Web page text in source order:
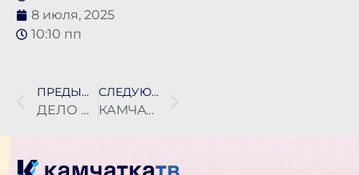
8 июля, 2025
10:10 пп
ПРЕДЫДУЩАЯ НОВОСТЬ
ДЕЛО О СМЕРТЕЛЬНОМ ДТП НА МОРОЗКЕ ДОШЛО ДО СУДА НА КАМЧАТКЕ
СЛЕДУЮЩАЯ НОВОСТЬ
КАМЧАТСКИЕ СЕМЬИ ПРИ РОЖДЕНИИ ВТОРОГО РЕБЕНКА СМОГУТ ПОЛУЧИТЬ КОМПЕНСАЦИЮ НА ОПЛАТУ ЖКУ